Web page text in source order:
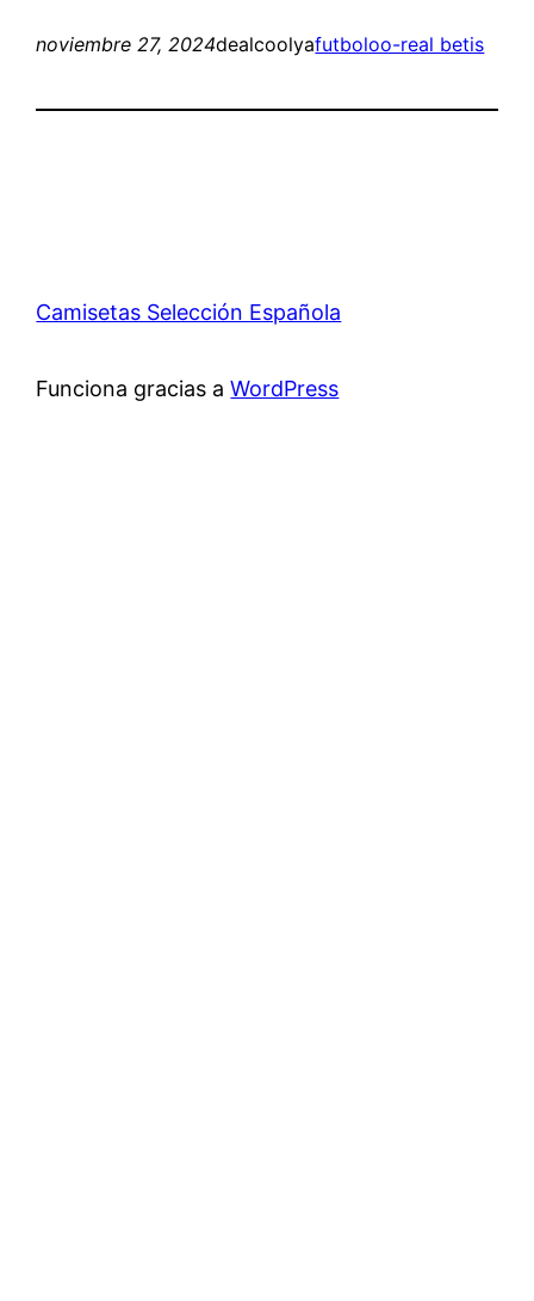
noviembre 27, 2024dealcoolyafutboloo-real betis
Camisetas Selección Española
Funciona gracias aWordPress